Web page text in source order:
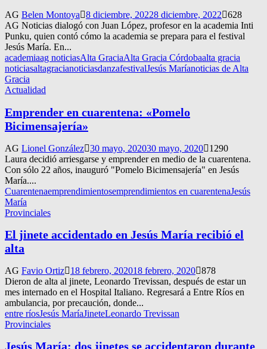
AG Belen Montoya 8 diciembre, 20228 diciembre, 2022
628
AG Noticias dialogó con Juan López, profesor en la academia Inti
Punku, quien contó cómo la academia se prepara para el festival
Jesús María. En...
academiaag noticiasAlta GraciaAlta Gracia Córdobaalta gracia
noticiasaltagracianoticiasdanzafestivalJesús Maríanoticias de Alta
Gracia
Actualidad
Emprender en cuarentena: «Pomelo
Bicimensajería»
AG Lionel González 30 mayo, 202030 mayo, 2020
1290
Laura decidió arriesgarse y emprender en medio de la cuarentena.
Con sólo 22 años, inauguró "Pomelo Bicimensajería" en Jesús
María....
Cuarentenaemprendimientosemprendimientos en cuarentenaJesús
María
Provinciales
El jinete accidentado en Jesús María recibió el
alta
AG Favio Ortiz 18 febrero, 202018 febrero, 2020 878
Dieron de alta al jinete, Leonardo Trevissan, después de estar un
mes internado en el Hospital Italiano. Regresará a Entre Ríos en
ambulancia, por precaución, donde...
entre ríosJesús MaríaJineteLeonardo Trevissan
Provinciales
Jesús María: dos jinetes se accidentaron durante